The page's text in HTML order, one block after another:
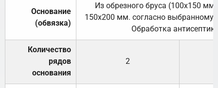
Основание
(обвязка)
Из обрезного бруса (100х150
150х200 мм. согласно выбранному
Обработка
Количество
рядов
основания
2